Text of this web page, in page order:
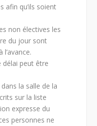
afin qu’ils soient
non électives les
du jour sont
délai peut être
la salle de la
sur la liste
expresse du
personnes ne